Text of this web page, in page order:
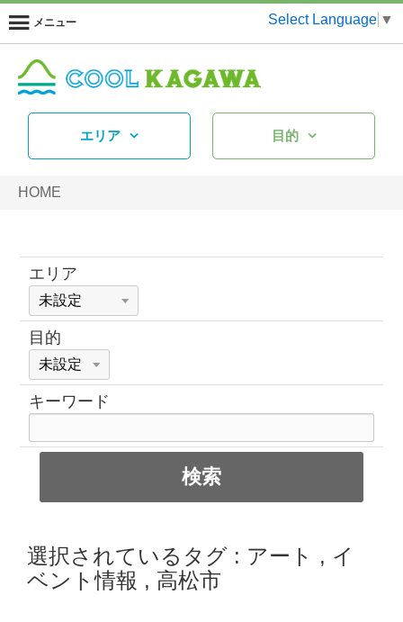
メニュー Select Language ▼
エリア 目的
HOME
エリア
目的
キーワード
選択されているタグ : アート , イ
ベント情報 , 高松市